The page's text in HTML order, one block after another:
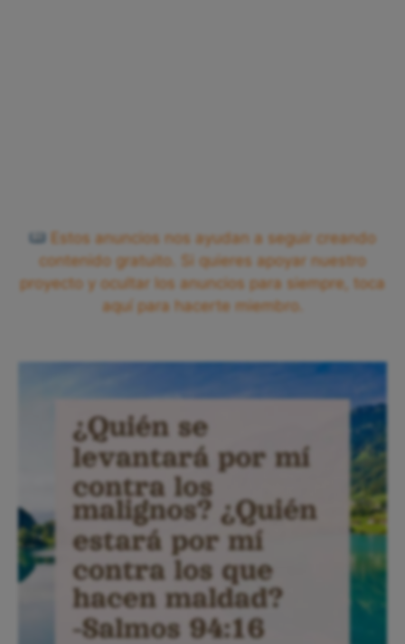
Estos anuncios nos ayudan a seguir creando
contenido gratuito. Si quieres apoyar nuestro
proyecto y ocultar los anuncios para siempre, toca
aquí para hacerte miembro.